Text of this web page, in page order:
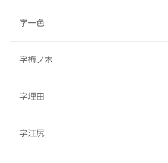
字一色
字梅ノ木
字埋田
字江尻